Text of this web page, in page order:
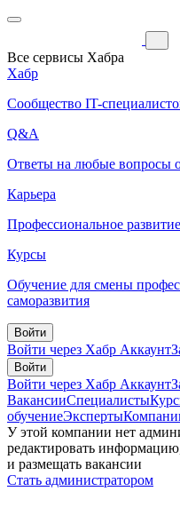
Все сервисы Хабра
Хабр
Сообщество IT-
Q&A
Ответы на любые вопросы
Карьера
Профессиональное
Курсы
Обучение для смены
саморазвития
Войти
Войти через Хабр Аккаунт
Войти
Войти через Хабр Аккаунт
ВакансииСпециалисты
обучениеЭксперты
У этой компании нет
редактировать
и размещать вакансии
Стать администратором